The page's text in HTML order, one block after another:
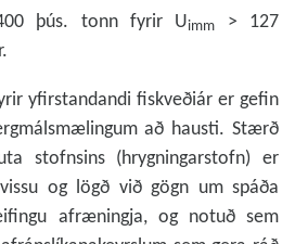
þús. tonn fyrir Uimm
> 127
yfirstandandi fiskveðiár er gefin
að hausti. Stærð
stofnsins (hrygningarstofn) er
og lögð við gögn um spáða
afræningja, og notuð sem